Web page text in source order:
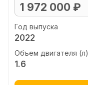
1 972 000 ₽
Год выпуска
2022
Объем двигателя (л)
1.6